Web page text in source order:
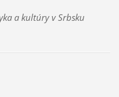
a kultúry v Srbsku